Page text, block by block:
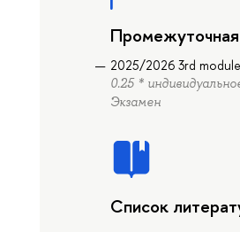
2025/2026 3rd module
0.25 *
Экзамен
Список